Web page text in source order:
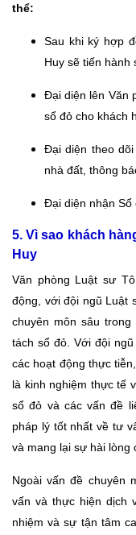
thể:
Sau khi ký hợp
Huy sẽ tiến hành
Đại diện lên Văn
sổ đỏ cho khách
Đại diện theo
nhà đất, thông
Đại diện nhận Sổ
5. Vì sao khách
Huy
Văn phòng Luật sư
động, với đội ngũ Luật
chuyên môn sâu
tách sổ đỏ. Với đội
các hoạt động thực
là kinh nghiệm thực tế
sổ đỏ và các vấn đề
pháp lý tốt nhất về tư
và mang lại sự hài lòng
Ngoài vấn đề chuyên
vấn và thực hiện dịch
nhiệm và sự tận tâm